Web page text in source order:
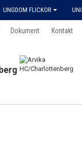
UNGDOM FLICKOR
Dokument Kontakt